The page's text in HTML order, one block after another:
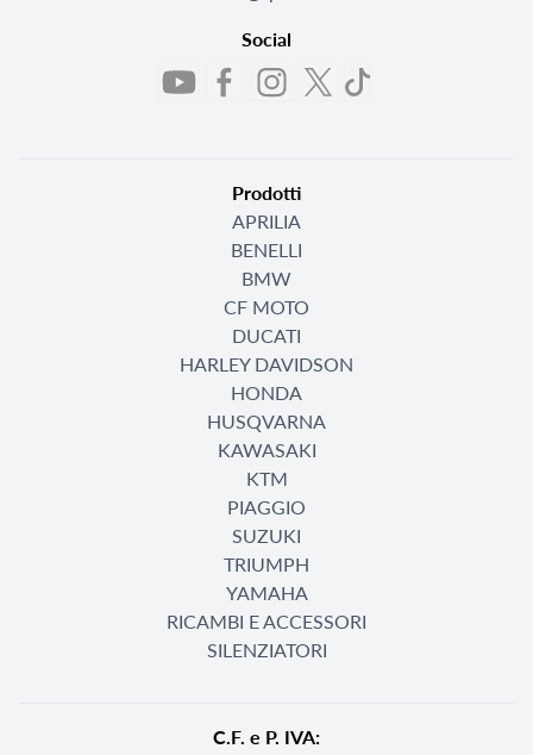
Social
Prodotti
APRILIA
BENELLI
BMW
CF MOTO
DUCATI
HARLEY DAVIDSON
HONDA
HUSQVARNA
KAWASAKI
KTM
PIAGGIO
SUZUKI
TRIUMPH
YAMAHA
RICAMBI E ACCESSORI
SILENZIATORI
C.F. e P. IVA: